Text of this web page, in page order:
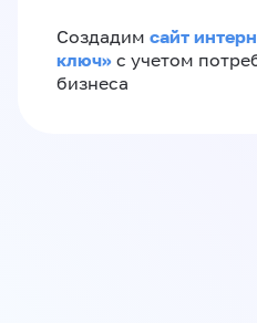
Создадим сайт
ключ» с учетом
бизнеса